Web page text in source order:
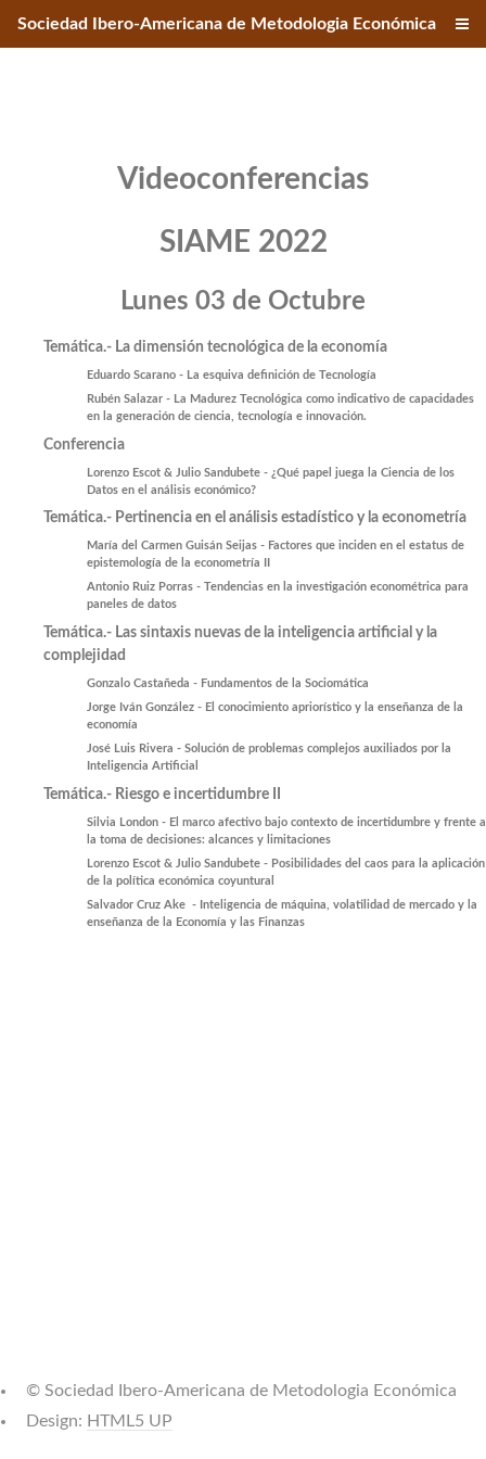
Videoconferencias
SIAME 2022
Lunes 03 de Octubre
Temática.- La dimensión tecnológica de la economía
Eduardo Scarano - La esquiva definición de Tecnología
Rubén Salazar - La Madurez Tecnológica como indicativo de capacidades
en la generación de ciencia, tecnología e innovación.
Conferencia
Lorenzo Escot & Julio Sandubete - ¿Qué papel juega la Ciencia de los
Datos en el análisis económico?
Temática.- Pertinencia en el análisis estadístico y la econometría
María del Carmen Guisán Seijas - Factores que inciden en el estatus de
epistemología de la econometría II
Antonio Ruiz Porras - Tendencias en la investigación econométrica para
paneles de datos
Temática.- Las sintaxis nuevas de la inteligencia artificial y la
complejidad
Gonzalo Castañeda - Fundamentos de la Sociomática
Jorge Iván González - El conocimiento apriorístico y la enseñanza de la
economía
José Luis Rivera - Solución de problemas complejos auxiliados por la
Inteligencia Artificial
Temática.- Riesgo e incertidumbre II
Silvia London - El marco afectivo bajo contexto de incertidumbre y frente a
la toma de decisiones: alcances y limitaciones
Lorenzo Escot & Julio Sandubete - Posibilidades del caos para la aplicación
de la política económica coyuntural
Salvador Cruz Ake - Inteligencia de máquina, volatilidad de mercado y la
enseñanza de la Economía y las Finanzas
© Sociedad Ibero-Americana de Metodologia Económica
Design: HTML5 UP
Sociedad Ibero-Americana de Metodologia Económica